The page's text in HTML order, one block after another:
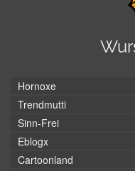
Hornoxe
Trendmutti
Sinn-Frei
Eblogx
Cartoonland